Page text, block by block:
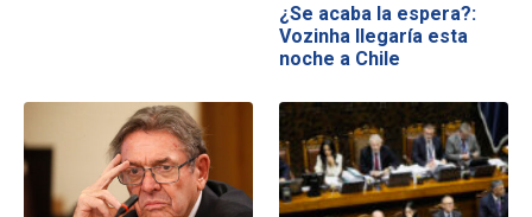
¿Se acaba la espera?:
Vozinha llegaría esta
noche a Chile